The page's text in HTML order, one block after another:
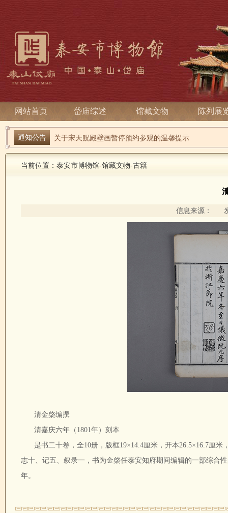
网站首页 岱庙综述 馆藏文物 陈列展
通知公告
端午寻古趣 雅俗话安康| 岱庙2026端午节系列活动
关于宋天贶殿壁画暂停预约参观的温馨提示
当前位置： 泰安市博物馆-馆藏文物-古籍
信息来源：
清金棨编撰
清嘉庆六年（1801年）刻本
是书二十卷，全10册，版框19×14.4厘米，开本26.5×16.7厘
志十、记五、叙录一，书为金棨任泰安知府期间编辑的一部综合
年。